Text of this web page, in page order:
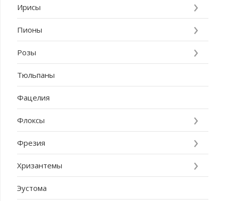
Ирисы
Пионы
Розы
Тюльпаны
Фацелия
Флоксы
Фрезия
Хризантемы
Эустома